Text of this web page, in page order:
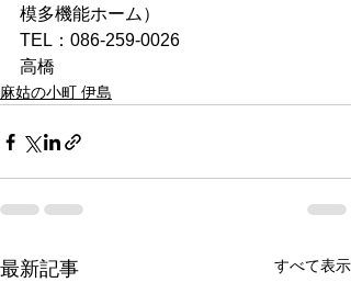
模多機能ホーム）
TEL：086-259-0026
高橋
麻姑の小町 伊島
最新記事 すべて表示